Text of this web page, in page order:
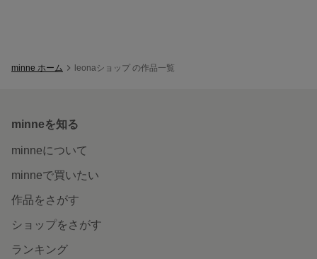
minne ホーム leonaショップ の作品一覧
minneを知る
minneについて
minneで買いたい
作品をさがす
ショップをさがす
ランキング